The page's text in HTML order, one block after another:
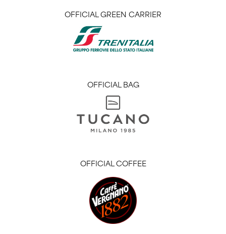
OFFICIAL GREEN CARRIER
OFFICIAL BAG
OFFICIAL COFFEE